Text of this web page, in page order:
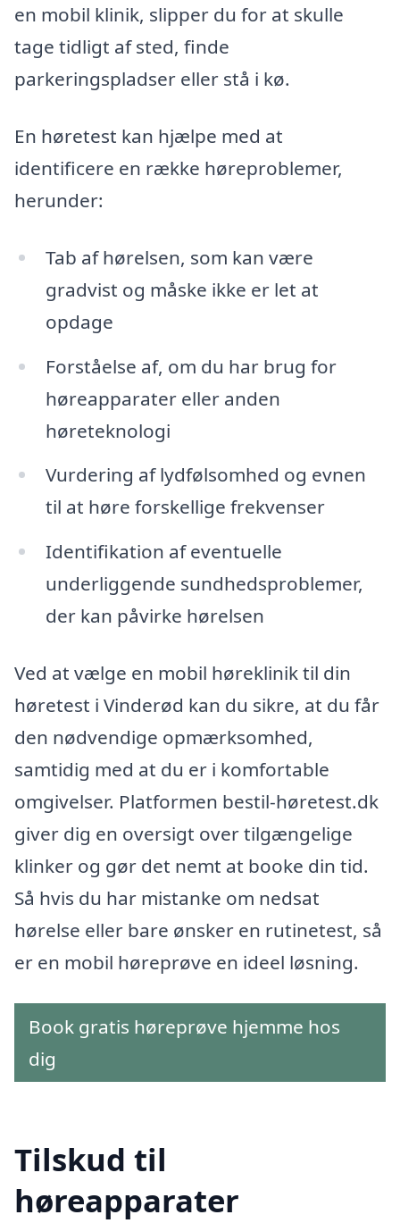
en mobil klinik, slipper du for at skulle
tage tidligt af sted, finde
parkeringspladser eller stå i kø.
En høretest kan hjælpe med at
identificere en række høreproblemer,
herunder:
Tab af hørelsen, som kan være
gradvist og måske ikke er let at
opdage
Forståelse af, om du har brug for
høreapparater eller anden
høreteknologi
Vurdering af lydfølsomhed og evnen
til at høre forskellige frekvenser
Identifikation af eventuelle
underliggende sundhedsproblemer,
der kan påvirke hørelsen
Ved at vælge en mobil høreklinik til din
høretest i Vinderød kan du sikre, at du får
den nødvendige opmærksomhed,
samtidig med at du er i komfortable
omgivelser. Platformen bestil-høretest.dk
giver dig en oversigt over tilgængelige
klinker og gør det nemt at booke din tid.
Så hvis du har mistanke om nedsat
hørelse eller bare ønsker en rutinetest, så
er en mobil høreprøve en ideel løsning.
Book gratis høreprøve hjemme hos
dig
Tilskud til
høreapparater